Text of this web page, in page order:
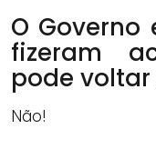
O Governo
fizeram
pode voltar
Não!